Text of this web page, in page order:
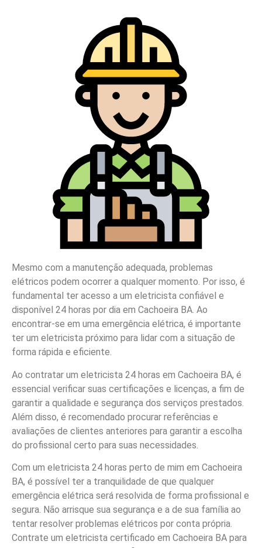
Mesmo com a manutenção adequada, problemas
elétricos podem ocorrer a qualquer momento. Por isso, é
fundamental ter acesso a um eletricista confiável e
disponível 24 horas por dia em Cachoeira BA. Ao
encontrar-se em uma emergência elétrica, é importante
ter um eletricista próximo para lidar com a situação de
forma rápida e eficiente.
Ao contratar um eletricista 24 horas em Cachoeira BA, é
essencial verificar suas certificações e licenças, a fim de
garantir a qualidade e segurança dos serviços prestados.
Além disso, é recomendado procurar referências e
avaliações de clientes anteriores para garantir a escolha
do profissional certo para suas necessidades.
Com um eletricista 24 horas perto de mim em Cachoeira
BA, é possível ter a tranquilidade de que qualquer
emergência elétrica será resolvida de forma profissional e
segura. Não arrisque sua segurança e a de sua família ao
tentar resolver problemas elétricos por conta própria.
Contrate um eletricista certificado em Cachoeira BA para